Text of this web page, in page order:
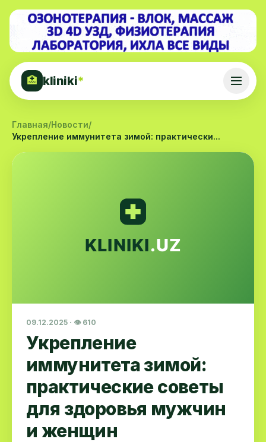
🏥 kliniki*
Главная/Новости/
Укрепление иммунитета зимой: практически...
09.12.2025 · 👁 610
Укрепление
иммунитета зимой:
практические советы
для здоровья мужчин
и женщин